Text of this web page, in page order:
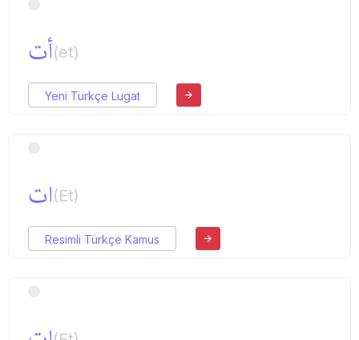
أت(et)
Yeni Türkçe Lugat
ات(Et)
Resimli Türkçe Kamus